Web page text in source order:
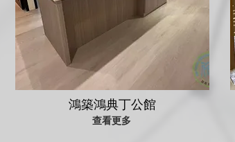
鴻築鴻典丁公館
查看更多